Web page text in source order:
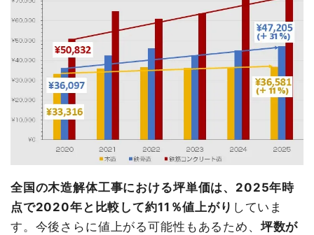
全国の木造解体工事における坪単価は、2025年時
点で2020年と比較して約11％値上がり していま
す。今後さらに値上がる可能性もあるため、 坪数が